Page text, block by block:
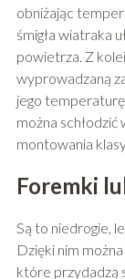
obniżając
śmigła wiatraka
powietrza. Z
wyprowadzaną
jego
można
montowania
Foremki
Są to niedrogie,
Dzięki nim
które przydadzą